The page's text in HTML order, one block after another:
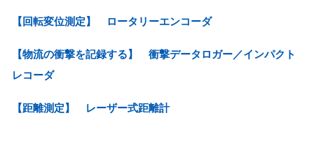
【回転変位測定】 ロータリーエンコーダ
【物流の衝撃を記録する】 衝撃データロガー／インパクト
レコーダ
【距離測定】 レーザー式距離計